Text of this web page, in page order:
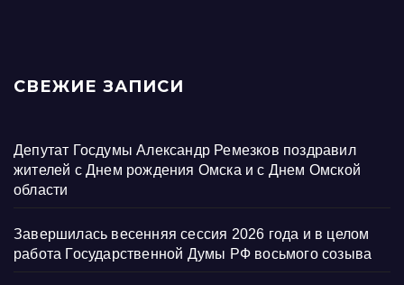
СВЕЖИЕ ЗАПИСИ
Депутат Госдумы Александр Ремезков поздравил
жителей с Днем рождения Омска и с Днем Омской
области
Завершилась весенняя сессия 2026 года и в целом
работа Государственной Думы РФ восьмого созыва